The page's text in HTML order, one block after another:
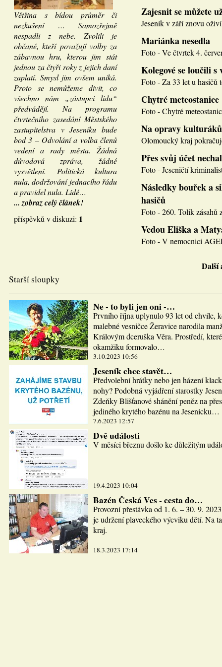
Většina s bídou průměr či
nezkušení … Samozřejmě
nespadli z nebe. Zvolili je
občané, kteří považují volby za
zábavnou hru, kterou jim stát
jednou za čtyři roky z jejich daní
zaplatí. Smysl jim ovšem uniká.
Proto se nemůžeme divit, co
všechno nám „zástupci lidu“
předvádějí. Na programu
čtvrtečního zasedání Městského
zastupitelstva v Jeseníku bude
bod 3 – Odvolání a volba členů
vedení a rady města. Žádná
důvodová zpráva, žádné
vysvětlení. Politická kultura
nula, dodržování jednacího řádu
a pravidel nula. Lidé…
... zobraz celý článek!
příspěvků v diskuzi: 1
Zajesnit se můžete
Jeseník v září znovu
Mariánka nesedla
Foto - Ve čtvrtek 4.
Kolegové se loučili s
Foto - Za 33 let u hasičů
Chytré meteostanice
Foto - Chytré
Na opravy
Olomoucký kraj
Přes svůj účet
Foto - Jeseničtí
Následky bouřek a
hasičů
Foto - 260. Tolik zásahů
Vedou Eliška a
Foto - V nemocnici
Starší sloupky
Ne - to byli jen oni -…
Prvního října uplynulo 93 let od chvíle,
malebné vesničce Žeravice narodila
Královým dceruška Věra. Prostředí,
okamžiku formovalo…
3.10.2023 10:56
Jeseník chce stavět…
Předvolební hrátky nebo jen házení
nohy? Podobná vyjádření starostky
Zdeňky Blišťanové shánění peněz na
jediného krytého bazénu na Jesenicku…
7.6.2023 12:57
Dvě události
V měsíci březnu došlo ke důležitým
19.4.2023 10:04
Bazén Česká Ves - cesta do…
Provozní přestávka od 1. 6. – 30. 9.
je udržení plaveckého výcviku dětí. Na
kraj.
18.3.2023 17:14